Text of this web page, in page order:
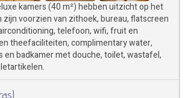
kamers (40 m²) hebben uitzicht op het
zijn voorzien van zithoek, bureau, flatscreen
telefoon, wifi, fruit en
theefaciliteiten, complimentary water,
en badkamer met douche, toilet, wastafel,